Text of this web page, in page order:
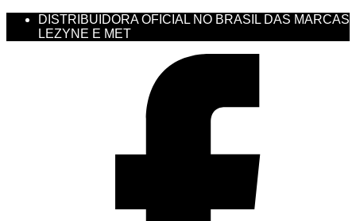
DISTRIBUIDORA OFICIAL NO BRASIL DAS MARCAS
LEZYNE E MET